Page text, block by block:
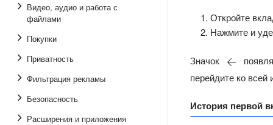
Видео, аудио и работа с
файлами
Покупки
Приватность
Фильтрация рекламы
Безопасность
Расширения и приложения
Откройте
Нажмите и
Значок
перейдите ко всей
История первой